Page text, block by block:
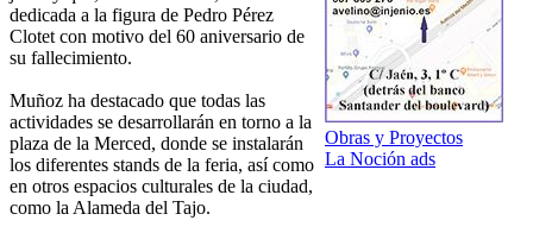
Obras y Proyectos
La Noción ads
dedicada a la figura de Pedro Pérez
Clotet con motivo del 60 aniversario de
su fallecimiento.
Muñoz ha destacado que todas las
actividades se desarrollarán en torno a la
plaza de la Merced, donde se instalarán
los diferentes stands de la feria, así como
en otros espacios culturales de la ciudad,
como la Alameda del Tajo.